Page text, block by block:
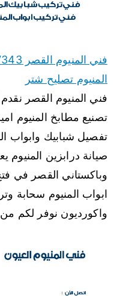
المنيوم تصليح شتر
فني المنيوم القصر
تصنيع مطابخ المنيوم
تفصيل شبابيك وابواب
صيانة درابزين
وباكستاني القصر في
ابواب المنيوم سحابة
واكورديون نوفر لكم